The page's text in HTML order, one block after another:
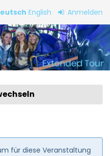
English Anmelden
für diese Veranstaltung